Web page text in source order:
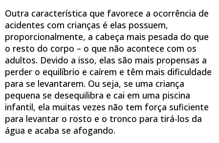
Outra característica que favorece a ocorrência de
acidentes com crianças é elas possuem,
proporcionalmente, a cabeça mais pesada do que
o resto do corpo – o que não acontece com os
adultos. Devido a isso, elas são mais propensas a
perder o equilíbrio e caírem e têm mais dificuldade
para se levantarem. Ou seja, se uma criança
pequena se desequilibra e cai em uma piscina
infantil, ela muitas vezes não tem força suficiente
para levantar o rosto e o tronco para tirá-los da
água e acaba se afogando.